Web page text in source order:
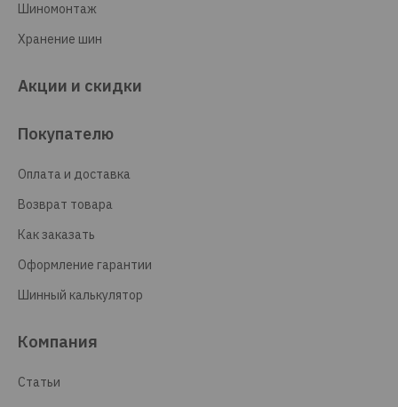
Шиномонтаж
Хранение шин
Акции и скидки
Покупателю
Оплата и доставка
Возврат товара
Как заказать
Оформление гарантии
Шинный калькулятор
Компания
Статьи